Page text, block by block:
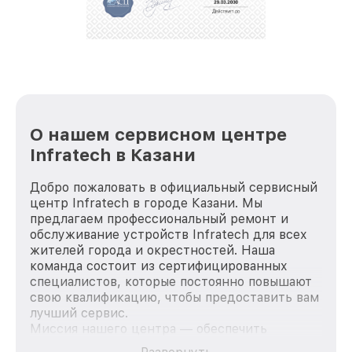
репутацию. Мы постоянно совершенствуемся и
О нашем сервисном центре
Infratech в Казани
Добро пожаловать в официальный сервисный
центр Infratech в городе Казани. Мы
предлагаем профессиональный ремонт и
обслуживание устройств Infratech для всех
жителей города и окрестностей. Наша
команда состоит из сертифицированных
специалистов, которые постоянно повышают
свою квалификацию, чтобы предоставить вам
лучший сервис.
Миссия нашего центра — обеспечить
качественный и доступный ремонт для